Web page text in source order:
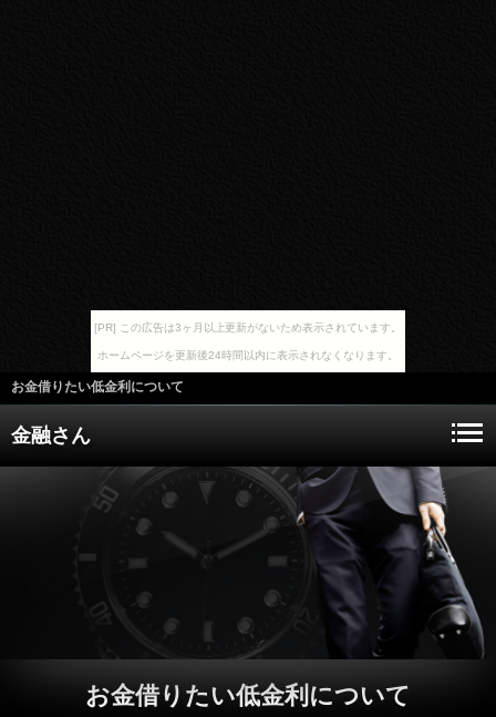
[PR] この広告は3ヶ月以上更新がないため表示されています。
ホームページを更新後24時間以内に表示されなくなります。
お金借りたい低金利について
金融さん
お金借りたい低金利について